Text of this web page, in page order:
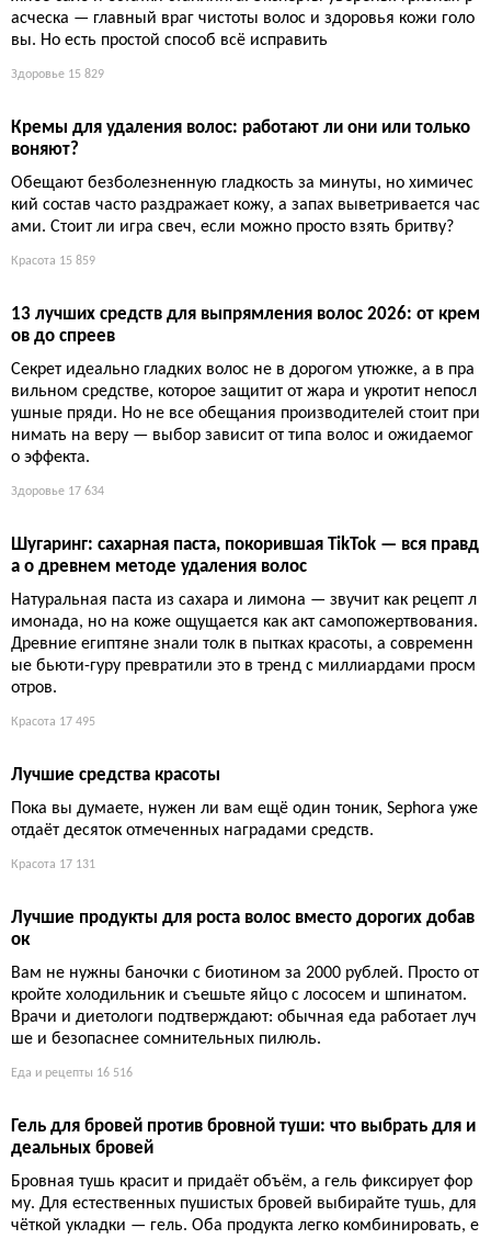
Красный свет против морщин: лучшие LED-маски для глаз
не обещает: при генетических тёмных кругах и жировых гры
жах он бессилен. Разбираем семь моделей с ценами от 95 д
ее количества светодиодов.
Красота
Лучшие средства красоты:итоги масштабного тестирован
Тысячи заявок, сотни финалистов, армия тестеров — и вот он
и, лучшие средства года. Список, за которым стоит научный п
Красота 14 797
Лучшие шампуни для кудрявых волос: увлажнение без с
ульфатов и бюджетные находки
Выбор шампуня для кудрей — это вечная битва между увлаж
не пересушить, а пушистость побеждают масла и отказ от агр
ессивных сульфатов. Дорогие бренды не гарантируют успех,
нта есть свои подводные камни.
Красота 15 972
Как чистить расческу: пошаговое руководство для здоров
ых волос
жное сало и остатки стайлинга. Эксперты уверены: грязная р
вы. Но есть простой способ всё исправить
воняют?
кий состав часто раздражает кожу, а запах выветривается час
ами. Стоит ли игра свеч, если можно просто взять бритву?
Красота 15 859
Секрет идеально гладких волос не в дорогом утюжке, а в пра
ушные пряди. Но не все обещания производителей стоит при
нимать на веру — выбор зависит от типа волос и ожидаемог
о эффекта.